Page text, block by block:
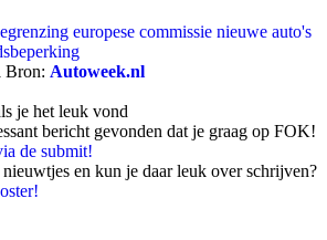
europese commissie nieuwe auto's
Bron: Autoweek.nl
je het leuk vond
bericht gevonden dat je graag op FOK!
de submit!
en kun je daar leuk over schrijven?